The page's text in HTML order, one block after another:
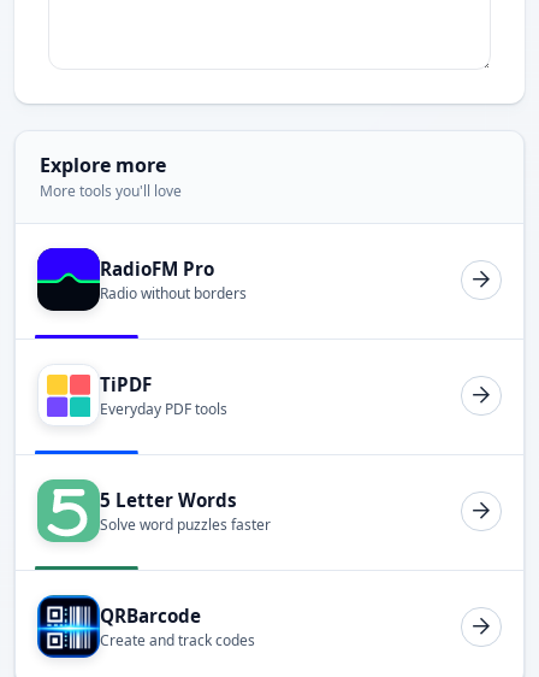
Explore more
More tools you'll love
RadioFM Pro
Radio without borders
TiPDF
Everyday PDF tools
5 Letter Words
Solve word puzzles faster
QRBarcode
Create and track codes